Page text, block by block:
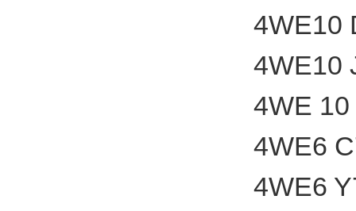
4WE10
4WE10
4WE
4WE6
4WE6